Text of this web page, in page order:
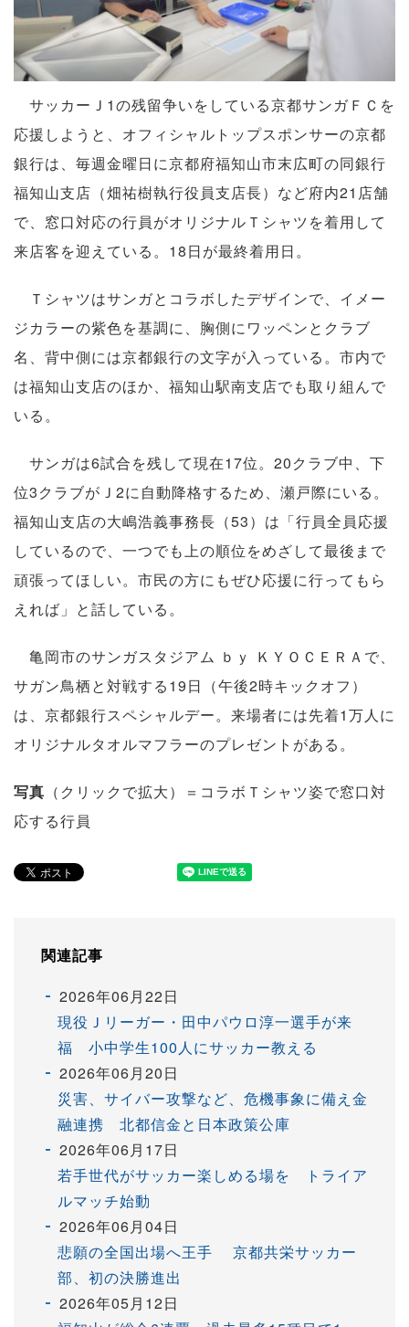
サッカーＪ1の残留争いをしている京都サンガＦＣを
応援しようと、オフィシャルトップスポンサーの京都
銀行は、毎週金曜日に京都府福知山市末広町の同銀行
福知山支店（畑祐樹執行役員支店長）など府内21店舗
で、窓口対応の行員がオリジナルＴシャツを着用して
来店客を迎えている。18日が最終着用日。
Ｔシャツはサンガとコラボしたデザインで、イメー
ジカラーの紫色を基調に、胸側にワッペンとクラブ
名、背中側には京都銀行の文字が入っている。市内で
は福知山支店のほか、福知山駅南支店でも取り組んで
いる。
サンガは6試合を残して現在17位。20クラブ中、下
位3クラブがＪ2に自動降格するため、瀬戸際にいる。
福知山支店の大嶋浩義事務長（53）は「行員全員応援
しているので、一つでも上の順位をめざして最後まで
頑張ってほしい。市民の方にもぜひ応援に行ってもら
えれば」と話している。
亀岡市のサンガスタジアム ｂｙ ＫＹＯＣＥＲＡで、
サガン鳥栖と対戦する19日（午後2時キックオフ）
は、京都銀行スペシャルデー。来場者には先着1万人に
オリジナルタオルマフラーのプレゼントがある。
写真 （クリックで拡大）＝コラボＴシャツ姿で窓口対
応する行員
関連記事
2026年06月22日
現役Ｊリーガー・田中パウロ淳一選手が来
福 小中学生100人にサッカー教える
2026年06月20日
災害、サイバー攻撃など、危機事象に備え金
融連携 北都信金と日本政策公庫
2026年06月17日
若手世代がサッカー楽しめる場を トライア
ルマッチ始動
2026年06月04日
悲願の全国出場へ王手 京都共栄サッカー
部、初の決勝進出
2026年05月12日